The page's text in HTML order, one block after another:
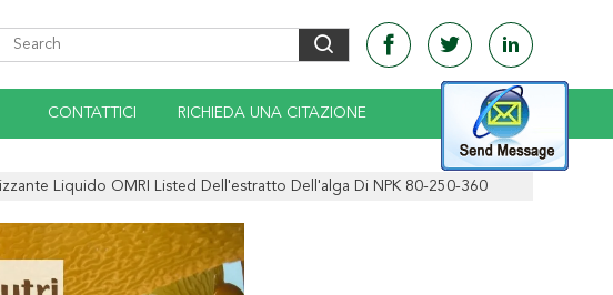
CONTATTICI RICHIEDA UNA CITAZIONE
Liquido OMRI Listed Dell'estratto Dell'alga Di NPK 80-250-360